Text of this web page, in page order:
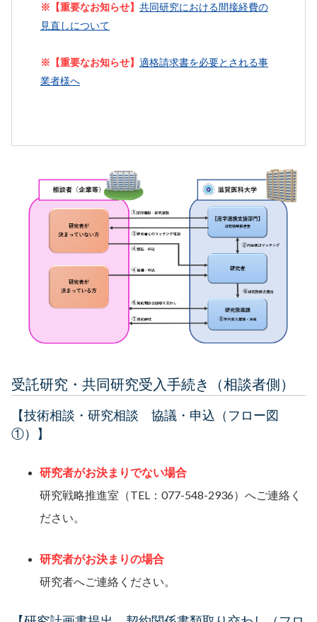
※【重要なお知らせ】 共同研究における間接経費の
見直しについて
※【重要なお知らせ】 適格請求書を必要とされる事
業者様へ
受託研究・共同研究受入手続き（相談者側）
【技術相談・研究相談 協議・申込（フロー図
①）】
研究者がお決まりでない場合
研究戦略推進室（TEL：077-548-2936）へご連絡く
ださい。
研究者がお決まりの場合
研究者へご連絡ください。